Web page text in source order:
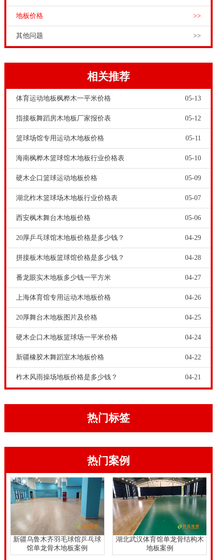
实木体育馆木地板。篮球体育实木体育馆木地板是由高
品质的枫木和橡木的。这是上实木体育馆木地板指定的
材料。它有美丽的质地，软硬适中，硬度，良好的尺寸
地板的选择是非常重要的。辽宁枫木舞蹈室木地板行业
价格表，欧氏体育运动木地板集设计、施工、维护、翻
新、保养用品及设备于一体，按照**产品标准，从美国
全套引进了自动化打磨设备、专业赛场地板清洁工具、
性化彩漆方案，施工技术人员参与并了**枫木协会施工
培训，是国内目前*一将美国NBA,NCAA球队场馆保养
业。欢迎大家到欧氏体育运动木地板官网咨询考察。
篮球场馆地舆位置、铺装面积、场馆用处等客观前提，
也决议着羽毛球木地板的价钱。铺装面积越小、场馆用
处专业性越强，羽毛球木地板价钱就越高，反之铺装面
积越大，场馆用处比力普通，羽毛球木地板价钱就越
其中就有一些弹性纤维。木龙骨和弹性垫层都是一些很
不错的反弹材料，弹性垫层的性能更好一些，木龙骨的
作用更重要的是为了增加结构的自重。我们现在都知道
运动木地板能够给更多的人们提供更多的保护与运动享
受，尤其是伴随着这一种木地板技术的不断的发展与进
步，已经使得越来越多的体育场馆广泛的来使用这一种
辽宁枫木舞蹈室木地板行业价格表榫接地板是体育木地
板重要的加工工艺。施工人员在实木地板的纵向和宽度
上开出不同的榫槽，然后把实木地板固定起来。这种工
地板价格 >>
其他问题 >>
相关推荐
体育运动地板枫桦木一平米价格 05-13
指接板舞蹈房木地板厂家报价表 05-12
篮球场馆专用运动木地板价格 05-11
海南枫桦木篮球馆木地板行业价格表 05-10
硬木企口篮球运动地板价格 05-09
湖北柞木篮球场木地板行业价格表 05-07
西安枫木舞台木地板价格 05-06
20厚乒乓球馆木地板价格是多少钱？ 04-29
拼接板木地板篮球馆价格是多少钱？ 04-28
番龙眼实木地板多少钱一平方米 04-27
上海体育馆专用运动木地板价格 04-26
20厚舞台木地板图片及价格 04-25
硬木企口木地板篮球场一平米价格 04-24
新疆橡胶木舞蹈室木地板价格 04-22
柞木风雨操场地板价格是多少钱？ 04-21
热门标签
热门案例
新疆乌鲁木齐羽毛球馆乒乓球
馆单龙骨木地板案例
湖北武汉体育馆单龙骨结构木
地板案例